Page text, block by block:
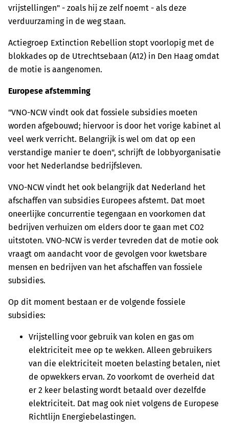
vrijstellingen" - zoals hij ze zelf noemt - als deze
verduurzaming in de weg staan.
Actiegroep Extinction Rebellion stopt voorlopig met de
blokkades op de Utrechtsebaan (A12) in Den Haag omdat
de motie is aangenomen.
Europese afstemming
"VNO-NCW vindt ook dat fossiele subsidies moeten
worden afgebouwd; hiervoor is door het vorige kabinet al
veel werk verricht. Belangrijk is wel om dat op een
verstandige manier te doen", schrijft de lobbyorganisatie
voor het Nederlandse bedrijfsleven.
VNO-NCW vindt het ook belangrijk dat Nederland het
afschaffen van subsidies Europees afstemt. Dat moet
oneerlijke concurrentie tegengaan en voorkomen dat
bedrijven verhuizen om elders door te gaan met CO2
uitstoten. VNO-NCW is verder tevreden dat de motie ook
vraagt om aandacht voor de gevolgen voor kwetsbare
mensen en bedrijven van het afschaffen van fossiele
subsidies.
Op dit moment bestaan er de volgende fossiele
subsidies:
Vrijstelling voor gebruik van kolen en gas om
elektriciteit mee op te wekken. Alleen gebruikers
van die elektriciteit moeten belasting betalen, niet
de opwekkers ervan. Zo voorkomt de overheid dat
er 2 keer belasting wordt betaald over dezelfde
elektriciteit. Dat mag ook niet volgens de Europese
Richtlijn Energiebelastingen.